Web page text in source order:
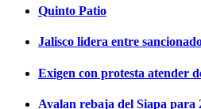
Quinto Patio
Jalisco lidera entre
Exigen con protesta atender
Avalan rebaja del Siapa para